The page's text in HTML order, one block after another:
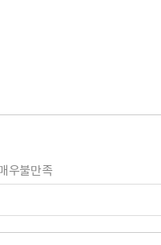
우불만족